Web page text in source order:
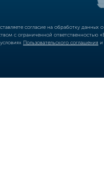
согласие на обработку
с ограниченной
Пользовательского соглашения и